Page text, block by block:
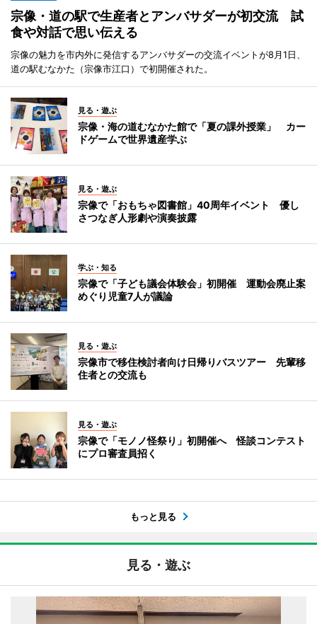
宗像・道の駅で生産者とアンバサダーが初交流 試
食や対話で思い伝える
宗像の魅力を市内外に発信するアンバサダーの交流イベントが8月1日、
道の駅むなかた（宗像市江口）で初開催された。
見る・遊ぶ
宗像・海の道むなかた館で「夏の課外授業」 カー
ドゲームで世界遺産学ぶ
見る・遊ぶ
宗像で「おもちゃ図書館」40周年イベント 優し
さつなぎ人形劇や演奏披露
学ぶ・知る
宗像で「子ども議会体験会」初開催 運動会廃止案
めぐり児童7人が議論
見る・遊ぶ
宗像市で移住検討者向け日帰りバスツアー 先輩移
住者との交流も
見る・遊ぶ
宗像で「モノノ怪祭り」初開催へ 怪談コンテスト
にプロ審査員招く
もっと見る
見る・遊ぶ